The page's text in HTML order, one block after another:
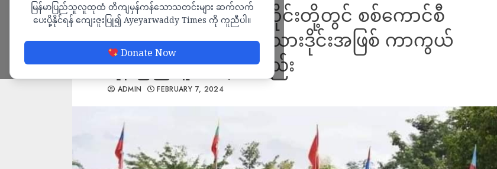
မြန်မာပြည်သူလူထုထံ တိကျမှန်ကန်သောသတင်းများ ဆက်လက်
ပေးပို့နိုင်ရန် ကျေးဇူးပြု၍ Ayeyarwaddy Times ကို ကူညီပါ။
Donate Now
နေပြည်တော်နှင့် ပဲခူးတိုင်းတို့တွင် စစ်ကောင်စီ
တပ်ဖွဲဝင်များရှေ့၌ လူသားဒိုင်းအဖြစ် ကာကွယ်
ရန် ပြည်သူ့စစ်များဖွဲ့စည်း
ADMIN FEBRUARY 7, 2024